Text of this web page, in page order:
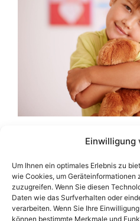
Einwilligung
Um Ihnen ein optimales Erlebnis zu
wie Cookies, um Geräteinformationen
zuzugreifen. Wenn Sie diesen
Daten wie das Surfverhalten oder
verarbeiten. Wenn Sie Ihre
können bestimmte Merkmale und
Kuscheltiere sind mehr
sind treue Begleiter,
Spielkameraden für
diesem ersten Abschnitt
tiefere Bedeutung, die